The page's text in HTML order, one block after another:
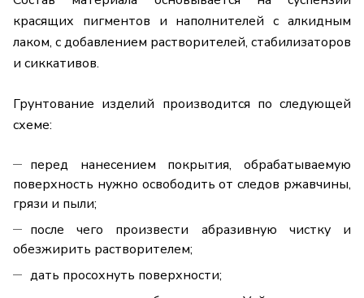
красящих пигментов и наполнителей с алкидным
лаком, с добавлением растворителей, стабилизаторов
и сиккативов.
Грунтование изделий производится по следующей
схеме:
перед нанесением покрытия, обрабатываемую
поверхность нужно освободить от следов ржавчины,
грязи и пыли;
после чего произвести абразивную чистку и
обезжирить растворителем;
дать просохнуть поверхности;